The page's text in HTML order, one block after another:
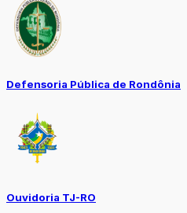
Defensoria Pública de Rondônia
Ouvidoria TJ-RO